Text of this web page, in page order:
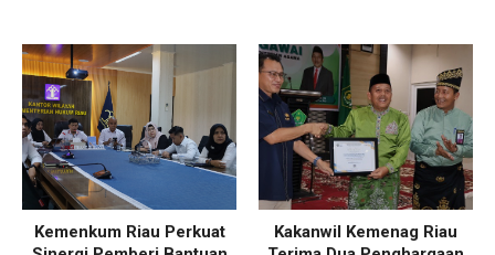
Kemenkum Riau Perkuat
Kakanwil Kemenag Riau